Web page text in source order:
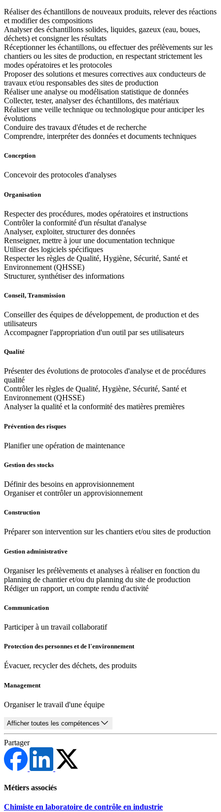
Réaliser des échantillons de nouveaux produits, relever des réactions
et modifier des compositions
Analyser des échantillons solides, liquides, gazeux (eau, boues,
déchets) et consigner les résultats
Réceptionner les échantillons, ou effectuer des prélèvements sur les
chantiers ou les sites de production, en respectant strictement les
modes opératoires et les protocoles
Proposer des solutions et mesures correctives aux conducteurs de
travaux et/ou responsables des sites de production
Réaliser une analyse ou modélisation statistique de données
Collecter, tester, analyser des échantillons, des matériaux
Réaliser une veille technique ou technologique pour anticiper les
évolutions
Conduire des travaux d'études et de recherche
Comprendre, interpréter des données et documents techniques
Conception
Concevoir des protocoles d'analyses
Organisation
Respecter des procédures, modes opératoires et instructions
Contrôler la conformité d'un résultat d'analyse
Analyser, exploiter, structurer des données
Renseigner, mettre à jour une documentation technique
Utiliser des logiciels spécifiques
Respecter les règles de Qualité, Hygiène, Sécurité, Santé et
Environnement (QHSSE)
Structurer, synthétiser des informations
Conseil, Transmission
Conseiller des équipes de développement, de production et des
utilisateurs
Accompagner l'appropriation d'un outil par ses utilisateurs
Qualité
Présenter des évolutions de protocoles d'analyse et de procédures
qualité
Contrôler les règles de Qualité, Hygiène, Sécurité, Santé et
Environnement (QHSSE)
Analyser la qualité et la conformité des matières premières
Prévention des risques
Planifier une opération de maintenance
Gestion des stocks
Définir des besoins en approvisionnement
Organiser et contrôler un approvisionnement
Construction
Préparer son intervention sur les chantiers et/ou sites de production
Gestion administrative
Organiser les prélèvements et analyses à réaliser en fonction du
planning de chantier et/ou du planning du site de production
Rédiger un rapport, un compte rendu d'activité
Communication
Participer à un travail collaboratif
Protection des personnes et de l'environnement
Évacuer, recycler des déchets, des produits
Management
Organiser le travail d'une équipe
Afficher toutes les compétences
Partager
Métiers associés
Chimiste en laboratoire de contrôle en industrie